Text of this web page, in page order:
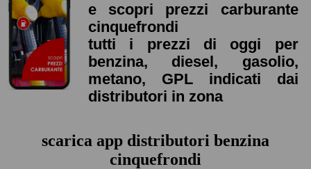
e scopri prezzi carburante
cinquefrondi
tutti i prezzi di oggi per
benzina, diesel, gasolio,
metano, GPL indicati dai
distributori in zona
scarica app distributori benzina
cinquefrondi